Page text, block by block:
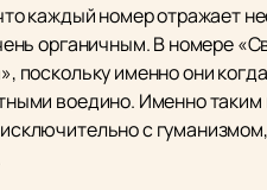
каждый номер отражает
органичным. В номере
поскольку именно они
воедино. Именно
с